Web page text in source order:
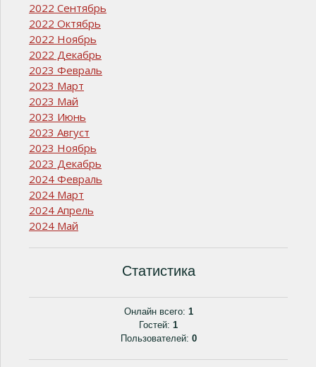
2022 Сентябрь
2022 Октябрь
2022 Ноябрь
2022 Декабрь
2023 Февраль
2023 Март
2023 Май
2023 Июнь
2023 Август
2023 Ноябрь
2023 Декабрь
2024 Февраль
2024 Март
2024 Апрель
2024 Май
Статистика
Онлайн всего: 1
Гостей: 1
Пользователей: 0